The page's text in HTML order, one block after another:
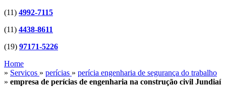
(11) 4992-7115
(11) 4438-8611
(19) 97171-5226
Home
» Serviços » perícias » perícia engenharia de segurança do trabalho
» empresa de perícias de engenharia na construção civil Jundiaí